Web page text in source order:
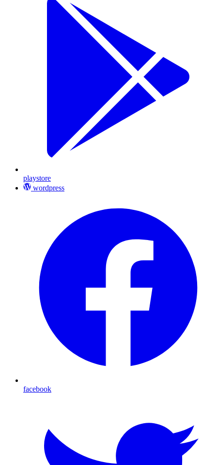
playstore
wordpress
facebook